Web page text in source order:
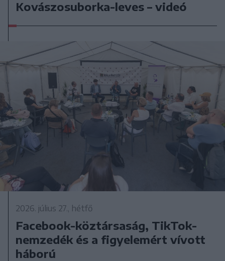
Kovászosuborka-leves – videó
2026. július 27., hétfő
Facebook-köztársaság, TikTok-
nemzedék és a figyelemért vívott
háború